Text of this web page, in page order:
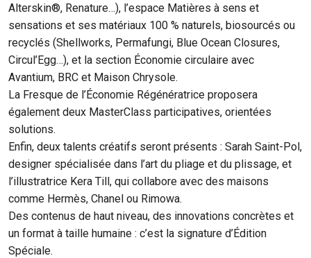
Alterskin®, Renature…), l’espace Matières à sens et
sensations et ses matériaux 100 % naturels, biosourcés ou
recyclés (Shellworks, Permafungi, Blue Ocean Closures,
Circul’Egg…), et la section Économie circulaire avec
Avantium, BRC et Maison Chrysole.
La Fresque de l’Économie Régénératrice proposera
également deux MasterClass participatives, orientées
solutions.
Enfin, deux talents créatifs seront présents : Sarah Saint-Pol,
designer spécialisée dans l’art du pliage et du plissage, et
l’illustratrice Kera Till, qui collabore avec des maisons
comme Hermès, Chanel ou Rimowa.
Des contenus de haut niveau, des innovations concrètes et
un format à taille humaine : c’est la signature d’Édition
Spéciale.